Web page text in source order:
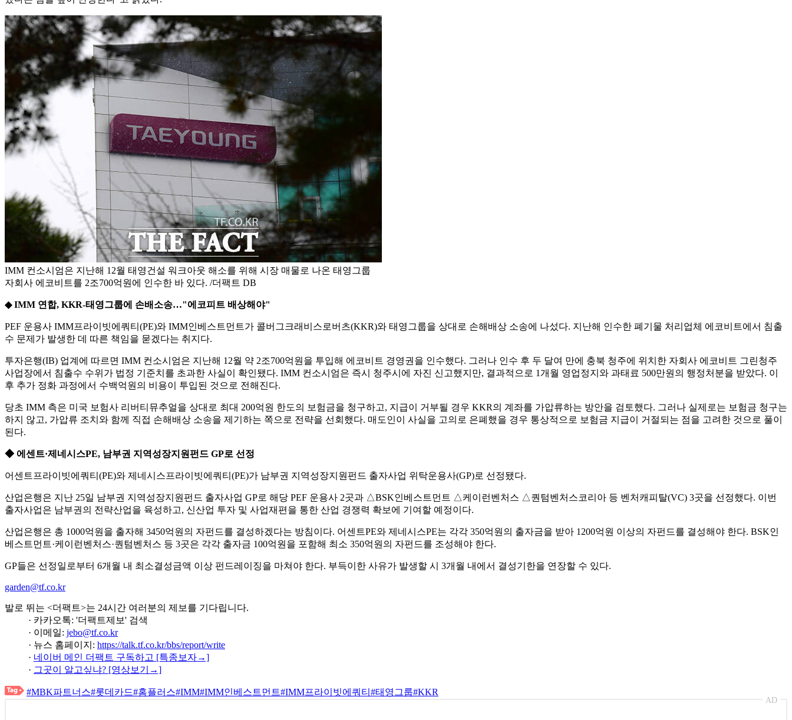
IMM 컨소시엄은 지난해 12월 태영건설 워크아웃 해소를 위해 시장 매물로 나온 태영그룹
자회사 에코비트를 2조700억원에 인수한 바 있다. /더팩트 DB
◆ IMM 연합, KKR-태영그룹에 손배소송…"에코피트 배상해야"
PEF 운용사 IMM프라이빗에쿼티(PE)와 IMM인베스트먼트가 콜버그크래비스로버츠(KKR)와 태영그룹을 상대로 손해배상 소송에 나섰다. 지난해 인수한 폐기물 처리업체 에코비트에서 침출
수 문제가 발생한 데 따른 책임을 묻겠다는 취지다.
투자은행(IB) 업계에 따르면 IMM 컨소시엄은 지난해 12월 약 2조700억원을 투입해 에코비트 경영권을 인수했다. 그러나 인수 후 두 달여 만에 충북 청주에 위치한 자회사 에코비트 그린청주
사업장에서 침출수 수위가 법정 기준치를 초과한 사실이 확인됐다. IMM 컨소시엄은 즉시 청주시에 자진 신고했지만, 결과적으로 1개월 영업정지와 과태료 500만원의 행정처분을 받았다. 이
후 추가 정화 과정에서 수백억원의 비용이 투입된 것으로 전해진다.
당초 IMM 측은 미국 보험사 리버티뮤추얼을 상대로 최대 200억원 한도의 보험금을 청구하고, 지급이 거부될 경우 KKR의 계좌를 가압류하는 방안을 검토했다. 그러나 실제로는 보험금 청구는
하지 않고, 가압류 조치와 함께 직접 손해배상 소송을 제기하는 쪽으로 전략을 선회했다. 매도인이 사실을 고의로 은폐했을 경우 통상적으로 보험금 지급이 거절되는 점을 고려한 것으로 풀이
된다.
◆ 에센트·제네시스PE, 남부권 지역성장지원펀드 GP로 선정
어센트프라이빗에쿼티(PE)와 제네시스프라이빗에쿼티(PE)가 남부권 지역성장지원펀드 출자사업 위탁운용사(GP)로 선정됐다.
산업은행은 지난 25일 남부권 지역성장지원펀드 출자사업 GP로 해당 PEF 운용사 2곳과 △BSK인베스트먼트 △케이런벤처스 △퀀텀벤처스코리아 등 벤처캐피탈(VC) 3곳을 선정했다. 이번
출자사업은 남부권의 전략산업을 육성하고, 신산업 투자 및 사업재편을 통한 산업 경쟁력 확보에 기여할 예정이다.
산업은행은 총 1000억원을 출자해 3450억원의 자펀드를 결성하겠다는 방침이다. 어센트PE와 제네시스PE는 각각 350억원의 출자금을 받아 1200억원 이상의 자펀드를 결성해야 한다. BSK인
베스트먼트·케이런벤처스·퀀텀벤처스 등 3곳은 각각 출자금 100억원을 포함해 최소 350억원의 자펀드를 조성해야 한다.
GP들은 선정일로부터 6개월 내 최소결성금액 이상 펀드레이징을 마쳐야 한다. 부득이한 사유가 발생할 시 3개월 내에서 결성기한을 연장할 수 있다.
garden@tf.co.kr
발로 뛰는 <더팩트>는 24시간 여러분의 제보를 기다립니다.
· 카카오톡: '더팩트제보' 검색
· 이메일: jebo@tf.co.kr
· 뉴스 홈페이지: https://talk.tf.co.kr/bbs/report/write
· 네이버 메인 더팩트 구독하고 [특종보자→]
· 그곳이 알고싶냐? [영상보기→]
#MBK파트너스#롯데카드#홈플러스#IMM#IMM인베스트먼트#IMM프라이빗에쿼티 #태영그룹#KKR
AD